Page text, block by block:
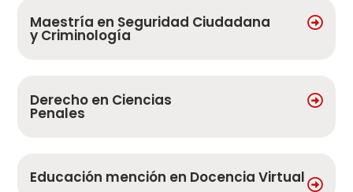
Maestría en Seguridad Ciudadana
y Criminología
Derecho en Ciencias
Penales
Educación mención en Docencia Virtual